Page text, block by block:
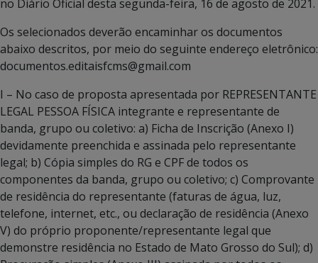
no Diário Oficial desta segunda-feira, 16 de agosto de 2021.
Os selecionados deverão encaminhar os documentos
abaixo descritos, por meio do seguinte endereço eletrônico:
documentos.editaisfcms@gmail.com
I – No caso de proposta apresentada por REPRESENTANTE
LEGAL PESSOA FÍSICA integrante e representante de
banda, grupo ou coletivo: a) Ficha de Inscrição (Anexo I)
devidamente preenchida e assinada pelo representante
legal; b) Cópia simples do RG e CPF de todos os
componentes da banda, grupo ou coletivo; c) Comprovante
de residência do representante (faturas de água, luz,
telefone, internet, etc., ou declaração de residência (Anexo
V) do próprio proponente/representante legal que
demonstre residência no Estado de Mato Grosso do Sul); d)